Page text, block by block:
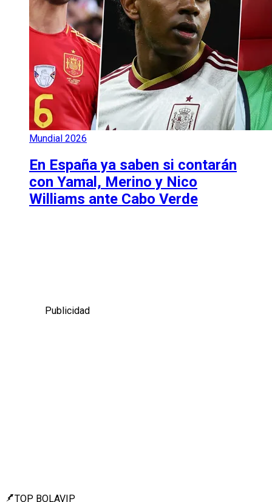
Mundial 2026
En España ya saben si contarán
con Yamal, Merino y Nico
Williams ante Cabo Verde
Publicidad
TOP BOLAVIP